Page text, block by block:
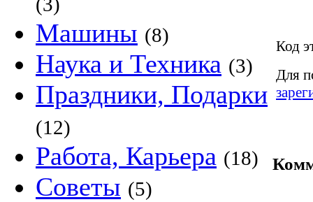
Машины (8)
Наука и Техника (3)
Праздники, Подарки
(12)
Работа, Карьера (18)
Советы (5)
Код
Для